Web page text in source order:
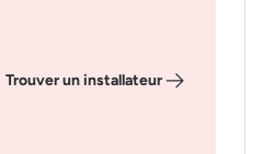
Trouver un installateur